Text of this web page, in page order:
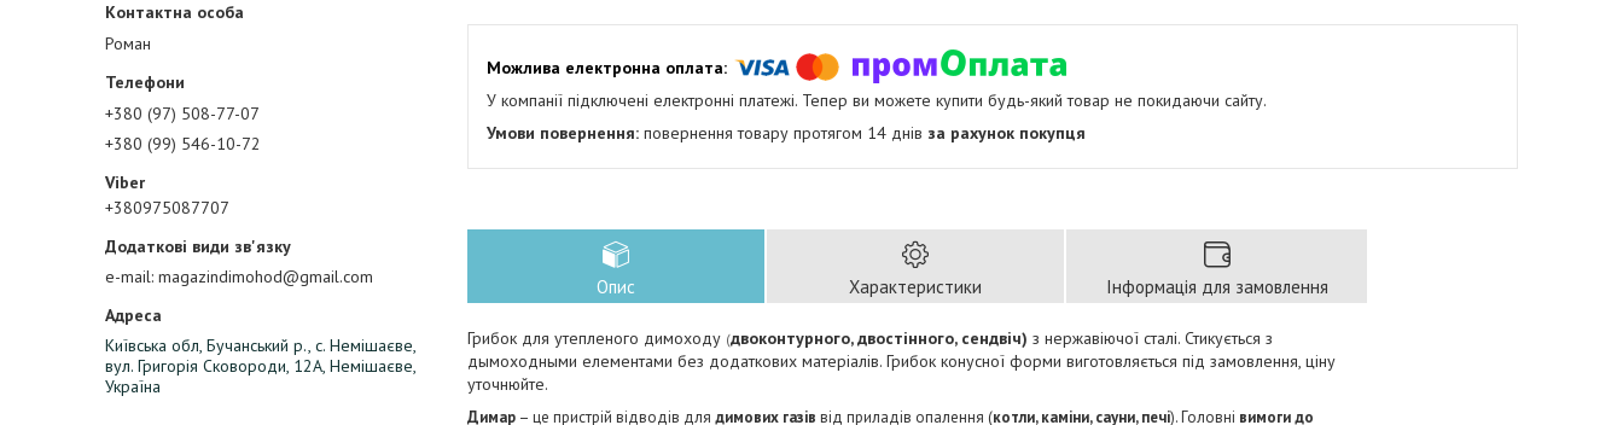
Роман
+380 (97) 508-77-07
+380 (99) 546-10-72
+380975087707
e-mail magazindimohod@gmail.com
Київська обл, Бучанський р., с. Немішаєве,
вул. Григорія Сковороди, 12А, Немішаєве,
Україна
У компанії підключені електронні платежі. Тепер ви можете купити будь-який товар не покидаючи сайту.
повернення товару протягом 14 днів за рахунок покупця
Опис Характеристики Інформація для замовлення
Грибок для утепленого димоходу (двоконтурного,двостінного, сендвіч) з нержавіючої сталі. Стикується з
дымоходными елементами без додаткових матеріалів. Грибок конусної форми виготовляється під замовлення, ціну
уточнюйте.
Димар – це пристрій відводів для димових газів від приладів опалення (котли, каміни, сауни, печі). Головні вимоги до